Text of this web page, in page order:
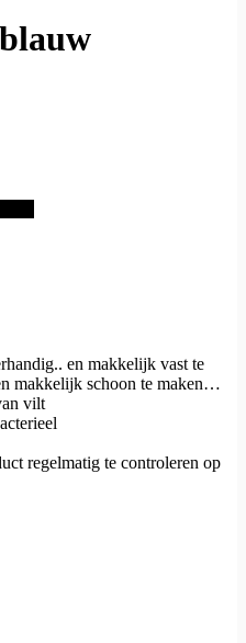
en makkelijk vast te
makkelijk schoon te maken…
vilt
regelmatig te controleren op